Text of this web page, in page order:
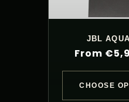
JBL
Regular
price
From
CHOOSE